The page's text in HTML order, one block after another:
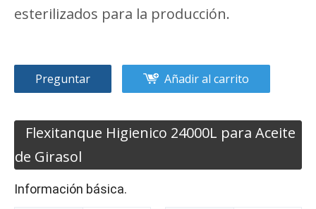
esterilizados para la producción.
Preguntar Añadir al carrito
Flexitanque Higienico 24000L para Aceite
de Girasol
Información básica.